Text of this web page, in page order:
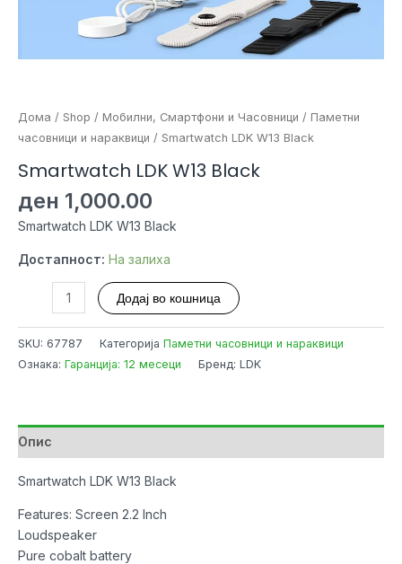
Дома / Shop / Мобилни, Смартфони и Часовници / Паметни
часовници и нараквици / Smartwatch LDK W13 Black
Smartwatch LDK W13 Black
ден 1,000.00
Smartwatch LDK W13 Black
Достапност: На залиха
Smartwatch
W13
Додај во кошница
SKU: 67787 Категорија Паметни часовници и нараквици
Ознака: Гаранција: 12 месеци Бренд: LDK
Опис
Smartwatch LDK W13 Black
Features: Screen 2.2 Inch
Loudspeaker
Pure cobalt battery